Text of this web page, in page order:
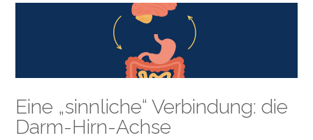
Eine „sinnliche“ Verbindung: die
Darm-Hirn-Achse